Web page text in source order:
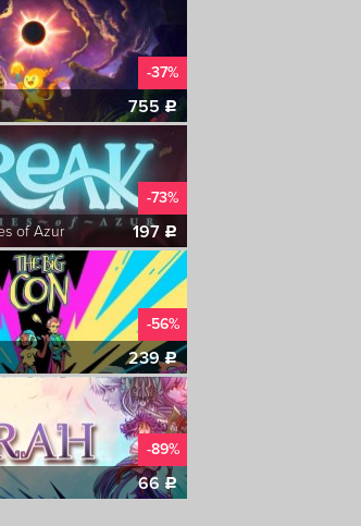
-37%
755 c
-73%
of Azur
197 c
-56%
239c
-89%
66 c